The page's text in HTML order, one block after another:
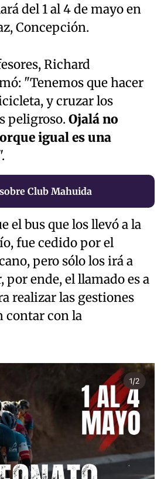
del 1 al 4 de mayo en
Concepción.
Richard
"Tenemos que hacer
y cruzar los
peligroso. Ojalá no
igual es una
Club Mahuida
el bus que los llevó a la
fue cedido por el
pero sólo los irá a
por ende, el llamado es a
realizar las gestiones
contar con la